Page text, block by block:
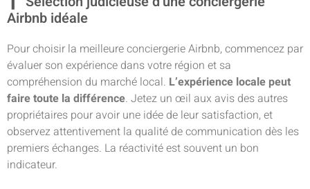
Airbnb idéale
Pour choisir la meilleure conciergerie Airbnb, commencez par
évaluer son expérience dans votre région et sa
compréhension du marché local. L’expérience locale peut
faire toute la différence. Jetez un œil aux avis des autres
propriétaires pour avoir une idée de leur satisfaction, et
observez attentivement la qualité de communication dès les
premiers échanges. La réactivité est souvent un bon
indicateur.